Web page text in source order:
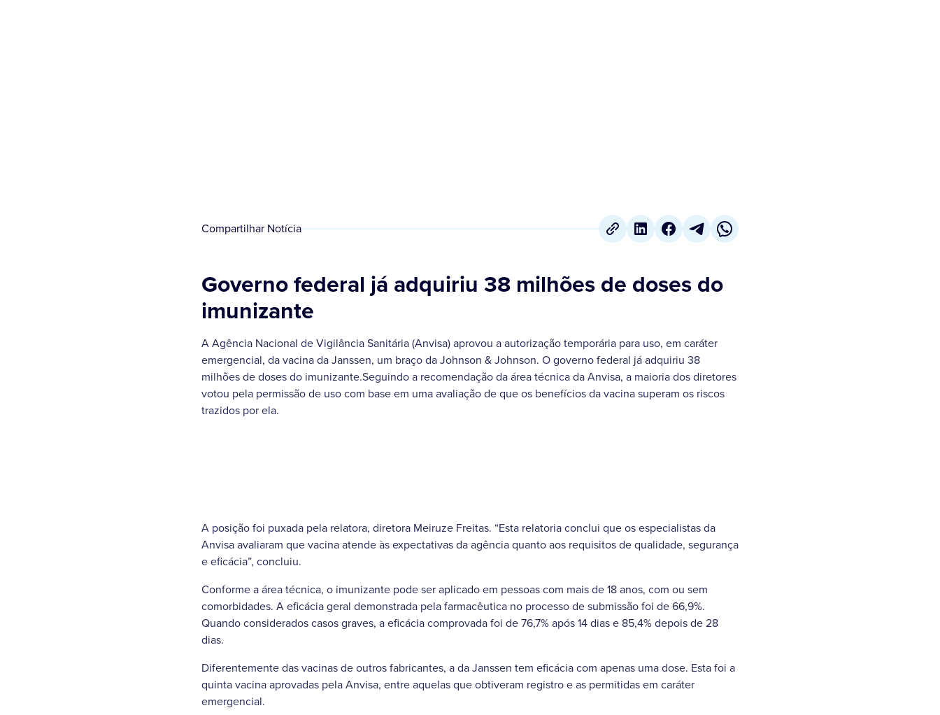
Compartilhar Notícia
Governo federal já adquiriu 38 milhões de doses do
imunizante
A Agência Nacional de Vigilância Sanitária (Anvisa) aprovou a autorização temporária para uso, em caráter
emergencial, da vacina da Janssen, um braço da Johnson & Johnson. O governo federal já adquiriu 38
milhões de doses do imunizante.Seguindo a recomendação da área técnica da Anvisa, a maioria dos diretores
votou pela permissão de uso com base em uma avaliação de que os benefícios da vacina superam os riscos
trazidos por ela.
A posição foi puxada pela relatora, diretora Meiruze Freitas. “Esta relatoria conclui que os especialistas da
Anvisa avaliaram que vacina atende às expectativas da agência quanto aos requisitos de qualidade, segurança
e eficácia”, concluiu.
Conforme a área técnica, o imunizante pode ser aplicado em pessoas com mais de 18 anos, com ou sem
comorbidades. A eficácia geral demonstrada pela farmacêutica no processo de submissão foi de 66,9%.
Quando considerados casos graves, a eficácia comprovada foi de 76,7% após 14 dias e 85,4% depois de 28
dias.
Diferentemente das vacinas de outros fabricantes, a da Janssen tem eficácia com apenas uma dose. Esta foi a
quinta vacina aprovadas pela Anvisa, entre aquelas que obtiveram registro e as permitidas em caráter
emergencial.